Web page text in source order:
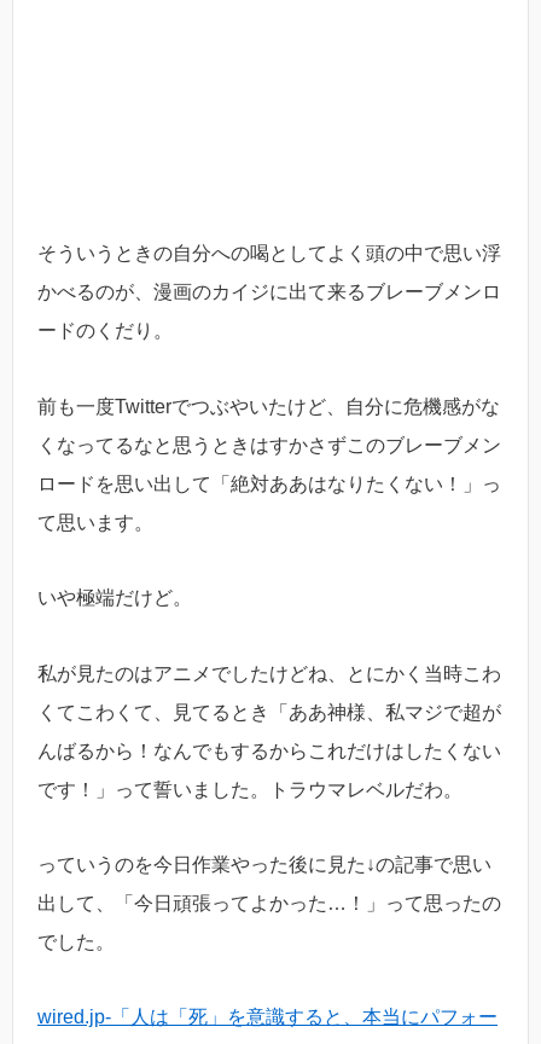
そういうときの自分への喝としてよく頭の中で思い浮
かべるのが、漫画のカイジに出て来るブレーブメンロ
ードのくだり。
前も一度Twitterでつぶやいたけど、自分に危機感がな
くなってるなと思うときはすかさずこのブレーブメン
ロードを思い出して「絶対ああはなりたくない！」っ
て思います。
いや極端だけど。
私が見たのはアニメでしたけどね、とにかく当時こわ
くてこわくて、見てるとき「ああ神様、私マジで超が
んばるから！なんでもするからこれだけはしたくない
です！」って誓いました。トラウマレベルだわ。
っていうのを今日作業やった後に見た↓の記事で思い
出して、「今日頑張ってよかった…！」って思ったの
でした。
wired.jp-「人は「死」を意識すると、本当にパフォー